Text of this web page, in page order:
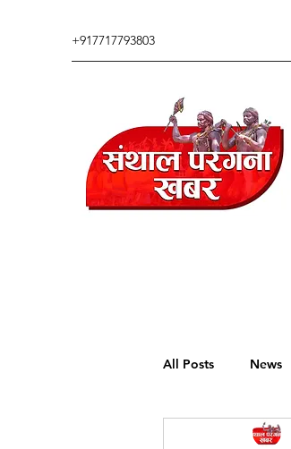
+917717793803
All Posts News